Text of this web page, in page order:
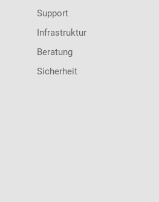
Support
Infrastruktur
Beratung
Sicherheit